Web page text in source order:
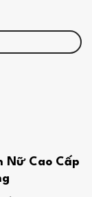
Nữ Cao Cấp